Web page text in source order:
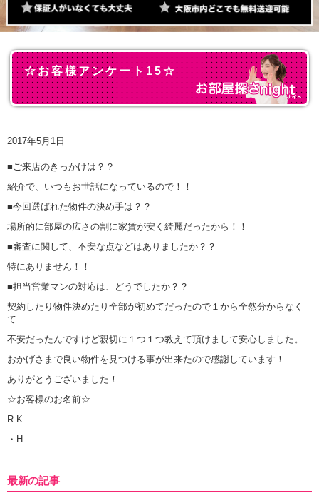
☆お客様アンケート15☆
2017年5月1日
■ご来店のきっかけは？？
紹介で、いつもお世話になっているので！！
■今回選ばれた物件の決め手は？？
場所的に部屋の広さの割に家賃が安く綺麗だったから！！
■審査に関して、不安な点などはありましたか？？
特にありません！！
■担当営業マンの対応は、どうでしたか？？
契約したり物件決めたり全部が初めてだったので１から全然分からなく
て
不安だったんですけど親切に１つ１つ教えて頂けまして安心しました。
おかげさまで良い物件を見つける事が出来たので感謝しています！
ありがとうございました！
☆お客様のお名前☆
R.K
・H
最新の記事